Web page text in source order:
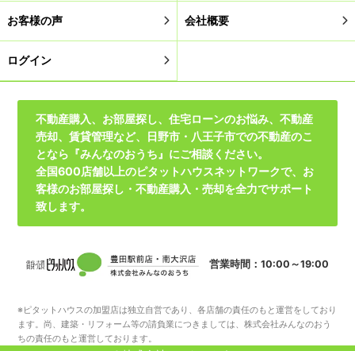
お客様の声 会社概要
ログイン
不動産購入、お部屋探し、住宅ローンのお悩み、不動産
売却、賃貸管理など、日野市・八王子市での不動産のこ
となら『みんなのおうち』にご相談ください。
全国600店舗以上のピタットハウスネットワークで、お
客様のお部屋探し・不動産購入・売却を全力でサポート
致します。
営業時間：10:00～19:00
※ピタットハウスの加盟店は独立自営であり、各店舗の責任のもと運営をしており
ます。尚、建築・リフォーム等の請負業につきましては、株式会社みんなのおう
ちの責任のもと運営しております。